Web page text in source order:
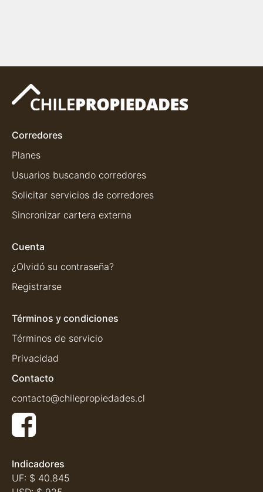
Corredores
Planes
Usuarios buscando corredores
Solicitar servicios de corredores
Sincronizar cartera externa
Cuenta
¿Olvidó su contraseña?
Registrarse
Términos y condiciones
Términos de servicio
Privacidad
Contacto
contacto@chilepropiedades.cl
Indicadores
UF: $ 40.845